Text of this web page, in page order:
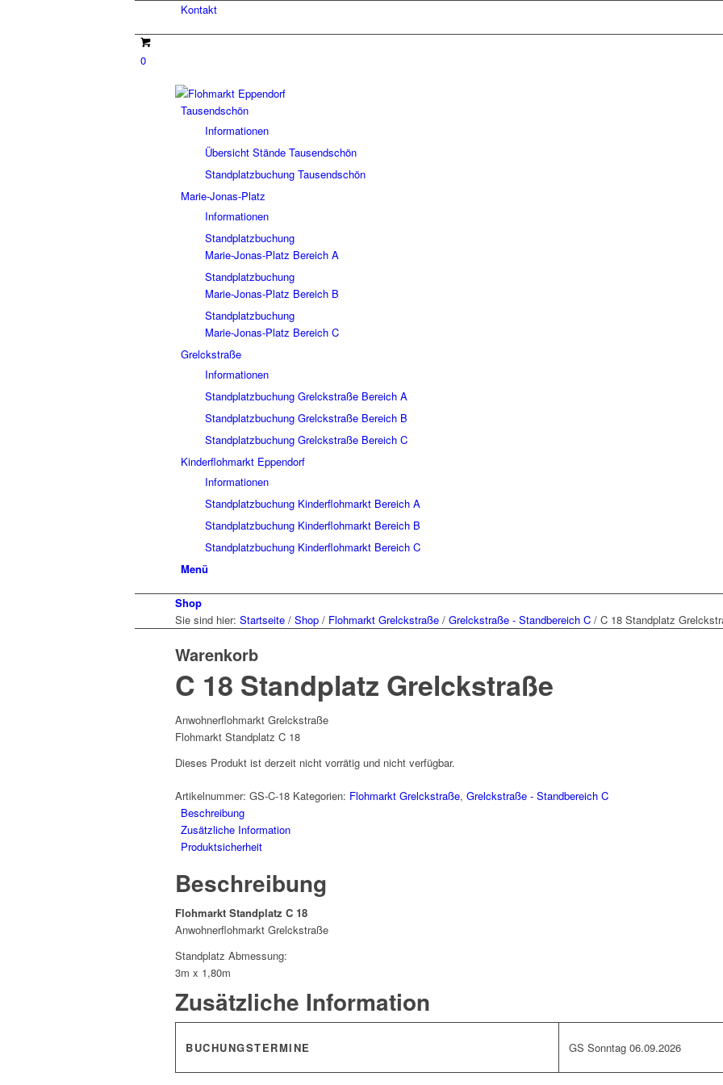
Kontakt
0
Tausendschön
Informationen
Übersicht Stände Tausendschön
Standplatzbuchung Tausendschön
Marie-Jonas-Platz
Informationen
Standplatzbuchung
Marie-Jonas-Platz Bereich A
Standplatzbuchung
Marie-Jonas-Platz Bereich B
Standplatzbuchung
Marie-Jonas-Platz Bereich C
Grelckstraße
Informationen
Standplatzbuchung Grelckstraße Bereich A
Standplatzbuchung Grelckstraße Bereich B
Standplatzbuchung Grelckstraße Bereich C
Kinderflohmarkt Eppendorf
Informationen
Standplatzbuchung Kinderflohmarkt Bereich A
Standplatzbuchung Kinderflohmarkt Bereich B
Standplatzbuchung Kinderflohmarkt Bereich C
Menü
Shop
Sie sind hier: Startseite / Shop / Flohmarkt Grelckstraße / Grelckstraße - Standbereich C / C 18 Standplatz
Warenkorb
C 18 Standplatz Grelckstraße
Anwohnerflohmarkt Grelckstraße
Flohmarkt Standplatz C 18
Dieses Produkt ist derzeit nicht vorrätig und nicht verfügbar.
Artikelnummer: GS-C-18 Kategorien: Flohmarkt Grelckstraße, Grelckstraße - Standbereich C
Beschreibung
Zusätzliche Information
Produktsicherheit
Beschreibung
Flohmarkt Standplatz C 18
Anwohnerflohmarkt Grelckstraße
Standplatz Abmessung:
3m x 1,80m
Zusätzliche Information
BUCHUNGSTERMINE GS Sonntag 06.09.2026